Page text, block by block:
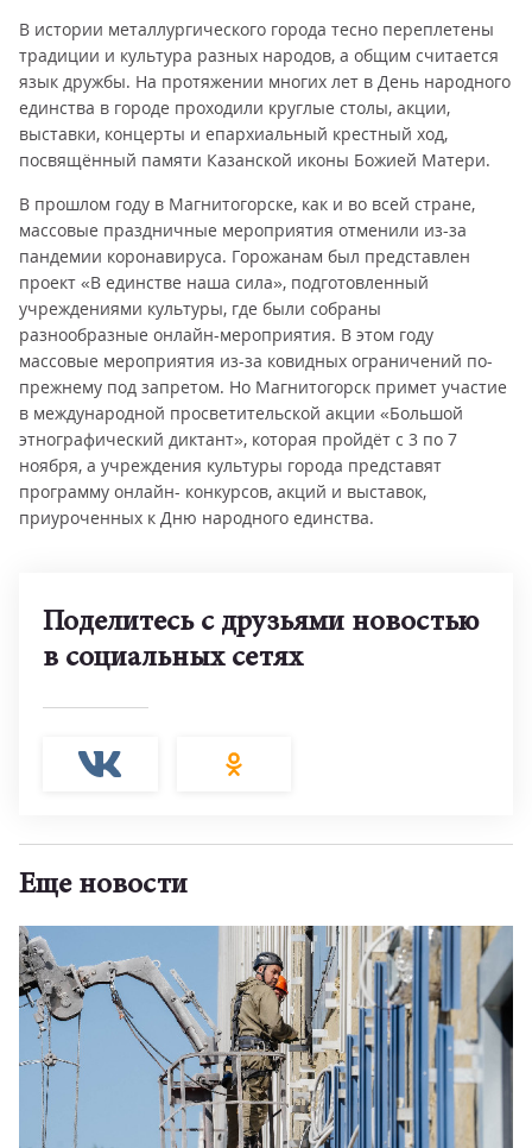
В истории металлургического города тесно переплетены
традиции и культура разных народов, а общим считается
язык дружбы. На протяжении многих лет в День народного
единства в городе проходили круглые столы, акции,
выставки, концерты и епархиальный крестный ход,
посвящённый памяти Казанской иконы Божией Матери.
В прошлом году в Магнитогорске, как и во всей стране,
массовые праздничные мероприятия отменили из-за
пандемии коронавируса. Горожанам был представлен
проект «В единстве наша сила», подготовленный
учреждениями культуры, где были собраны
разнообразные онлайн-мероприятия. В этом году
массовые мероприятия из-за ковидных ограничений по-
прежнему под запретом. Но Магнитогорск примет участие
в международной просветительской акции «Большой
этнографический диктант», которая пройдёт с 3 по 7
ноября, а учреждения культуры города представят
программу онлайн- конкурсов, акций и выставок,
приуроченных к Дню народного единства.
Поделитесь с друзьями новостью
в социальных сетях
Еще новости